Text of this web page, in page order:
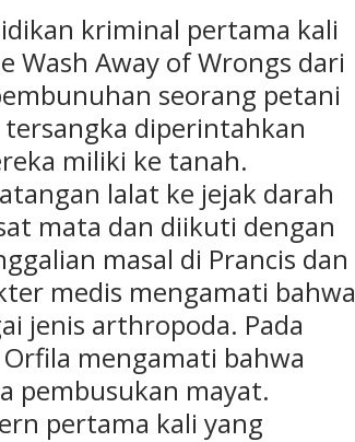
kriminal pertama kali
Wash Away of Wrongs dari
seorang petani
diperintahkan
miliki ke tanah.
lalat ke jejak darah
mata dan diikuti dengan
masal di Prancis dan
medis mengamati bahwa
jenis arthropoda. Pada
mengamati bahwa
pembusukan mayat.
pertama kali yang